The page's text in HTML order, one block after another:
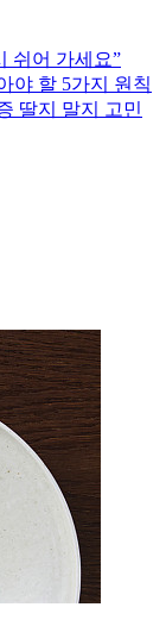
쉬어 가세요”
야 할 5가지 원칙
딸지 말지 고민